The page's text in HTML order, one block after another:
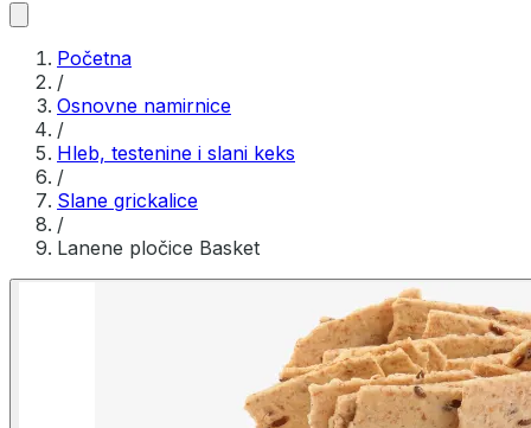
Početna
/
Osnovne namirnice
/
Hleb, testenine i slani keks
/
Slane grickalice
/
Lanene pločice Basket